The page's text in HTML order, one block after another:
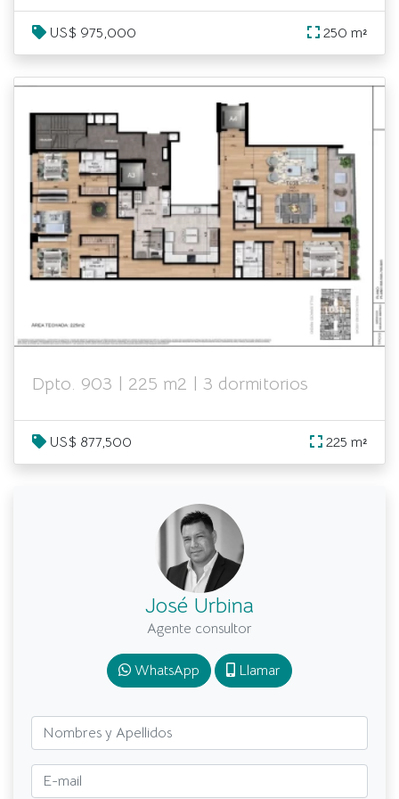
donde cada día se vive con elegancia y sofisticación!
US$ 975,000 250 m²
Dpto. 903 | 225 m2 | 3 dormitorios
US$ 877,500 225 m²
José Urbina
Agente consultor
WhatsApp Llamar